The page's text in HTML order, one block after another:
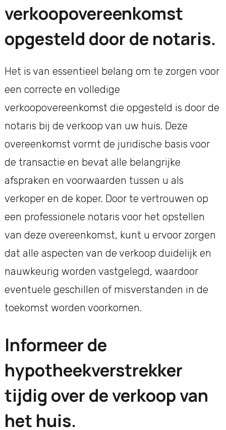
verkoopovereenkomst
opgesteld door de notaris.
Het is van essentieel belang om te zorgen voor
een correcte en volledige
verkoopovereenkomst die opgesteld is door de
notaris bij de verkoop van uw huis. Deze
overeenkomst vormt de juridische basis voor
de transactie en bevat alle belangrijke
afspraken en voorwaarden tussen u als
verkoper en de koper. Door te vertrouwen op
een professionele notaris voor het opstellen
van deze overeenkomst, kunt u ervoor zorgen
dat alle aspecten van de verkoop duidelijk en
nauwkeurig worden vastgelegd, waardoor
eventuele geschillen of misverstanden in de
toekomst worden voorkomen.
Informeer de
hypotheekverstrekker
tijdig over de verkoop van
het huis.